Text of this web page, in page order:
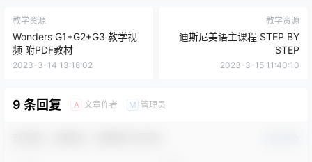
教学资源
Wonders G1+G2+G3 教学视
频 附PDF教材
2023-3-14 13:18:02
教学资源
迪斯尼美语主课程 STEP BY
STEP
2023-3-15 11:40:10
9 条回复 A 文章作者 M 管理员